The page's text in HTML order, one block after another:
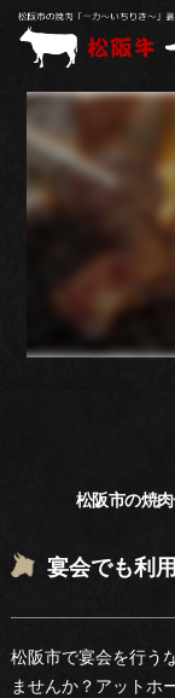
松阪市の焼
宴会でも利
松阪市で宴会を行う
ませんか？アットホ